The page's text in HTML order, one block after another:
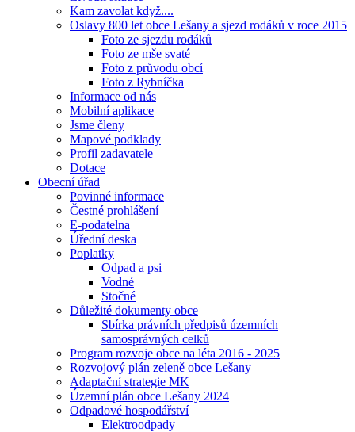
Kam zavolat když....
Oslavy 800 let obce Lešany a sjezd rodáků v roce 2015
Foto ze sjezdu rodáků
Foto ze mše svaté
Foto z průvodu obcí
Foto z Rybníčka
Informace od nás
Mobilní aplikace
Jsme členy
Mapové podklady
Profil zadavatele
Dotace
Obecní úřad
Povinné informace
Čestné prohlášení
E-podatelna
Úřední deska
Poplatky
Odpad a psi
Vodné
Stočné
Důležité dokumenty obce
Sbírka právních předpisů územních
samosprávných celků
Program rozvoje obce na léta 2016 - 2025
Rozvojový plán zeleně obce Lešany
Adaptační strategie MK
Územní plán obce Lešany 2024
Odpadové hospodářství
Elektroodpady